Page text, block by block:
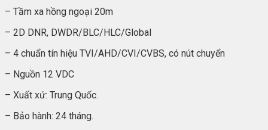
– Tầm xa hồng ngoại 20m
– 2D DNR, DWDR/BLC/HLC/Global
– 4 chuẩn tín hiệu TVI/AHD/CVI/CVBS, có nút chuyển
– Nguồn 12 VDC
– Xuất xứ: Trung Quốc.
– Bảo hành: 24 tháng.